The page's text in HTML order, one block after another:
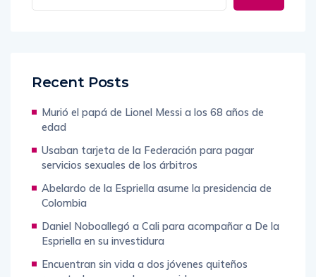
Recent Posts
Murió el papá de Lionel Messi a los 68 años de
edad
Usaban tarjeta de la Federación para pagar
servicios sexuales de los árbitros
Abelardo de la Espriella asume la presidencia de
Colombia
Daniel Noboallegó a Cali para acompañar a De la
Espriella en su investidura
Encuentran sin vida a dos jóvenes quiteños